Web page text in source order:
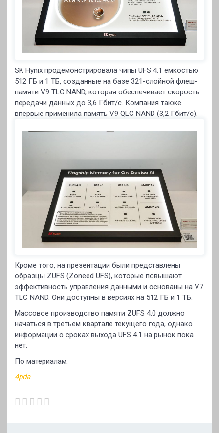
SK Hynix продемонстрировала чипы UFS 4.1 ёмкостью
512 ГБ и 1 ТБ, созданные на базе 321-слойной флеш-
памяти V9 TLC NAND, которая обеспечивает скорость
передачи данных до 3,6 Гбит/с. Компания также
впервые применила память V9 QLC NAND (3,2 Гбит/с).
Кроме того, на презентации были представлены
образцы ZUFS (Zoneed UFS), которые повышают
эффективность управления данными и основаны на V7
TLC NAND. Они доступны в версиях на 512 ГБ и 1 ТБ.
Массовое производство памяти ZUFS 4.0 должно
начаться в третьем квартале текущего года, однако
информации о сроках выхода UFS 4.1 на рынок пока
нет.
По материалам:
4pda